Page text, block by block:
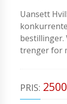
Uansett
bestillinger.
trenger for
PRIS: